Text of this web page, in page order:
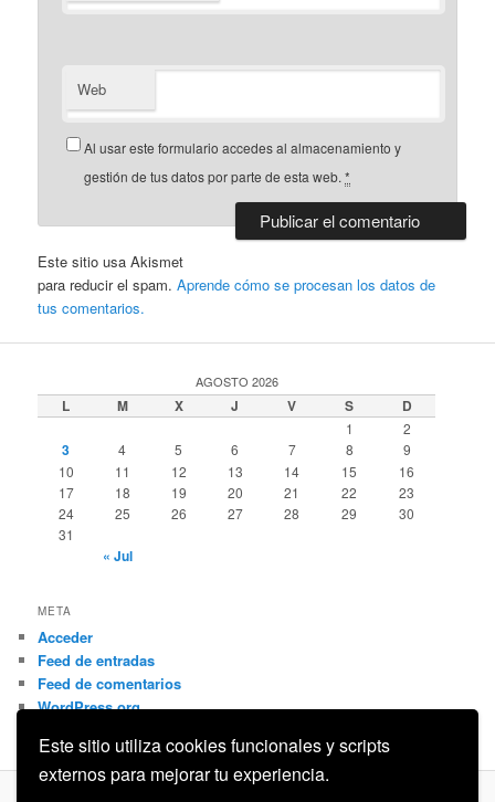
Este sitio utiliza cookies funcionales y scripts
externos para mejorar tu experiencia.
Web
Al usar este formulario accedes al almacenamiento y
gestión de tus datos por parte de esta web.*
Este sitio usa Akismet
para reducir el spam.Aprende cómo se procesan los datos de
tus comentarios.
AGOSTO 2026
L M X J V S D
1 2
3 4 5 6 7 8
9
10
11 12 13 14 15
16
17
18 19 20 21 22
23
24
25 26 27 28 29
30
31
« Jul
META
Acceder
Feed de entradas
Feed de comentarios
WordPress.org